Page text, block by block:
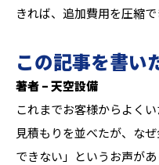
きれば、追加費用を圧縮で
この記事を書い
著者 – 天空設備
これまでお客様からよく
見積もりを並べたが、な
できない」というお声が